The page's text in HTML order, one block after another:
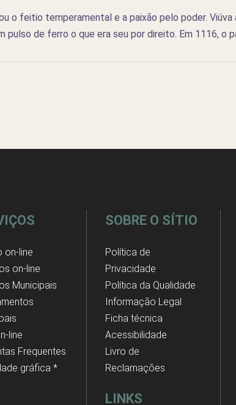
o feitio temperamental e a paixão pelo poder.
pulso de ferro o que era seu por direito. Em 1116, o
on-line
on-line
Municipais
line
Frequentes
gráfica *
SOBRE O SÍTIO
Política de
Privacidade
Política da Qualidade
Informação Legal
Ficha técnica
Acessibilidade
Livro de
Reclamações
LINKS